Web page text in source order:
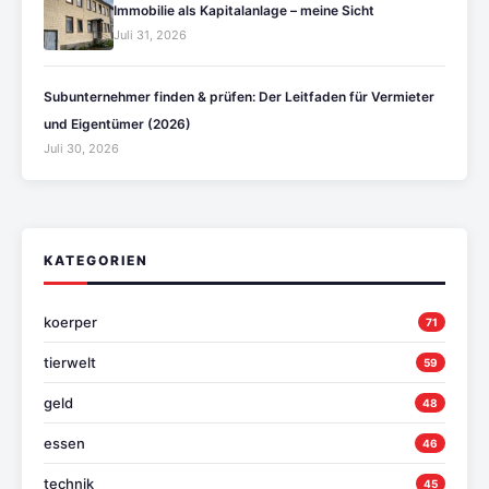
Immobilie als Kapitalanlage – meine Sicht
Juli 31, 2026
Subunternehmer finden & prüfen: Der Leitfaden für Vermieter
und Eigentümer (2026)
Juli 30, 2026
KATEGORIEN
koerper 71
tierwelt 59
geld 48
essen 46
technik 45